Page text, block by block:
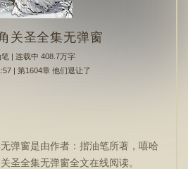
关圣全集无弹窗
| 连载中 408.7万字
| 第1604章 他们退让了
弹窗是由作者：揩油笔所著，嘻哈
圣全集无弹窗全文在线阅读。